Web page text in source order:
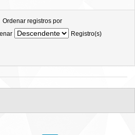
Ordenar registros por
Registro(s)